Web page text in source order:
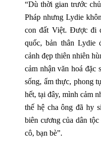
“Dù thời gian trước
Pháp nhưng Lydie
con đất Việt. Được đi
quốc, bản thân Lydie
cảnh đẹp thiên nhiên
cảm nhận văn hoá đặc
sống, ẩm thực, phong
hết, tại đây, mình cảm
thế hệ cha ông đã hy
biên cương của dân
cô, bạn bè”.